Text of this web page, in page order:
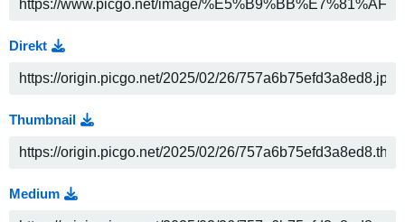
Direkt
Thumbnail
Medium